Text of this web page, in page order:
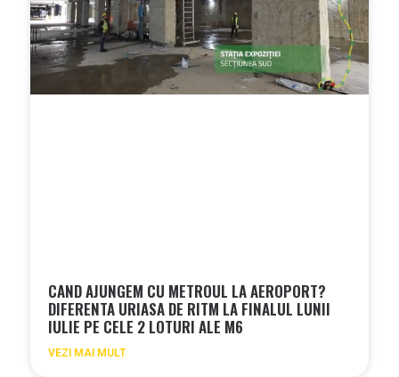
CAND AJUNGEM CU METROUL LA AEROPORT?
DIFERENTA URIASA DE RITM LA FINALUL LUNII
IULIE PE CELE 2 LOTURI ALE M6
VEZI MAI MULT